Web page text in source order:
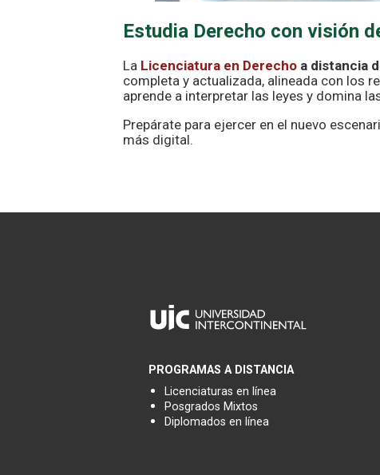
Estudia Derecho con visión
La Licenciatura en Derecho a distancia
completa y actualizada, alineada con los
aprende a interpretar las leyes y domina
Prepárate para ejercer en el nuevo
más digital.
PROGRAMAS A DISTANCIA
Licenciaturas en línea
Posgrados Mixtos
Diplomados en línea